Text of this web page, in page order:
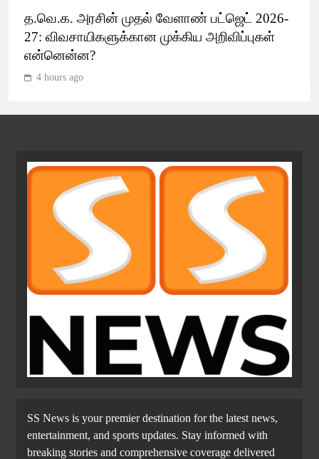
த.வெ.க. அரசின் முதல் வேளாண் பட்ஜெட் 2026-
27: விவசாயிகளுக்கான முக்கிய அறிவிப்புகள்
என்னென்ன?
4 hours ago
SS News is your premier destination for the latest news,
entertainment, and sports updates. Stay informed with
breaking stories and comprehensive coverage delivered